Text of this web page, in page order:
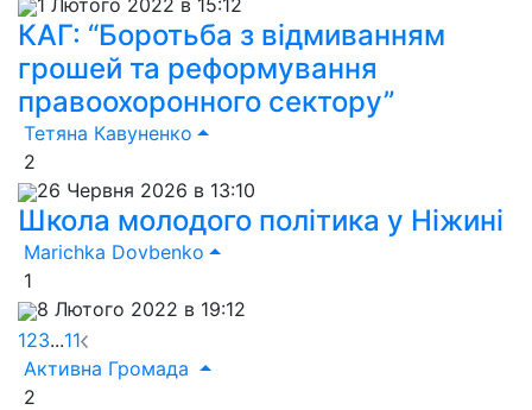
1 Лютого 2022 в 15:12
КАГ: “Боротьба з відмиванням
грошей та реформування
правоохоронного сектору”
Тетяна Кавуненко
2
26 Червня 2026 в 13:10
Школа молодого політика у Ніжині
Marichka Dovbenko
1
8 Лютого 2022 в 19:12
123...11
Активна Громада
2